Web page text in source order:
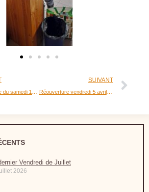
SUIVANT
Réouverture vendredi 5 avril 2024
Vendredi de Juillet
2026